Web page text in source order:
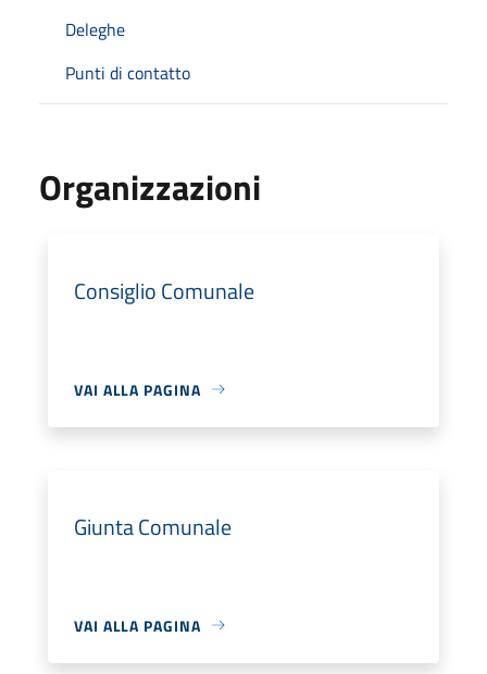
Deleghe
Punti di contatto
Organizzazioni
Consiglio Comunale
VAI ALLA PAGINA
Giunta Comunale
VAI ALLA PAGINA